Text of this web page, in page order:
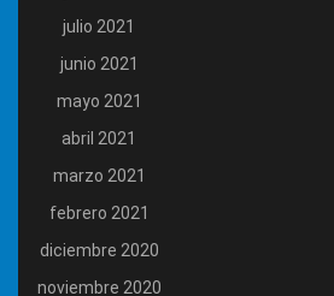
julio 2021
junio 2021
mayo 2021
abril 2021
marzo 2021
febrero 2021
diciembre 2020
noviembre 2020